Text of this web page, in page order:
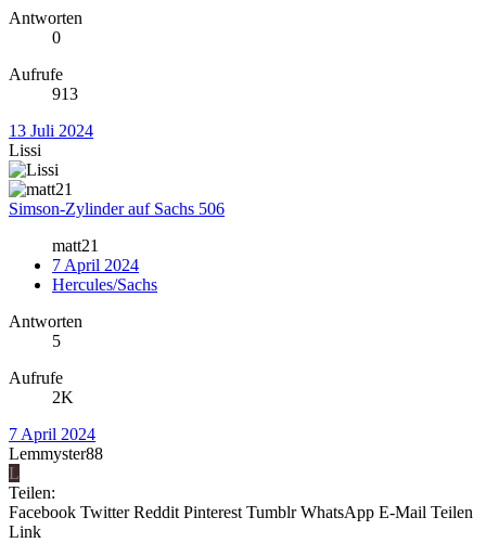
Antworten
0
Aufrufe
913
13 Juli 2024
Lissi
Simson-Zylinder auf Sachs 506
matt21
7 April 2024
Hercules/Sachs
Antworten
5
Aufrufe
2K
7 April 2024
Lemmyster88
L
Teilen:
Facebook Twitter Reddit Pinterest Tumblr WhatsApp E-Mail Teilen
Link